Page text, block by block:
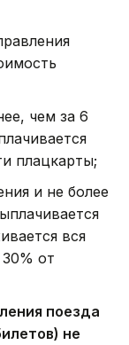
чем за 6
плацкарты;
и не более
вся
от
поезда
не